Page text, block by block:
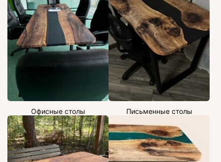
Офисные столы Письменные столы